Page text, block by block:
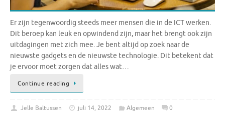
Er zijn tegenwoordig steeds meer mensen die in de ICT werken.
Dit beroep kan leuk en opwindend zijn, maar het brengt ook zijn
uitdagingen met zich mee. Je bent altijd op zoek naar de
nieuwste gadgets en de nieuwste technologie. Dit betekent dat
je ervoor moet zorgen dat alles wat…
Continue reading
Jelle Baltussen juli 14, 2022 Algemeen 0